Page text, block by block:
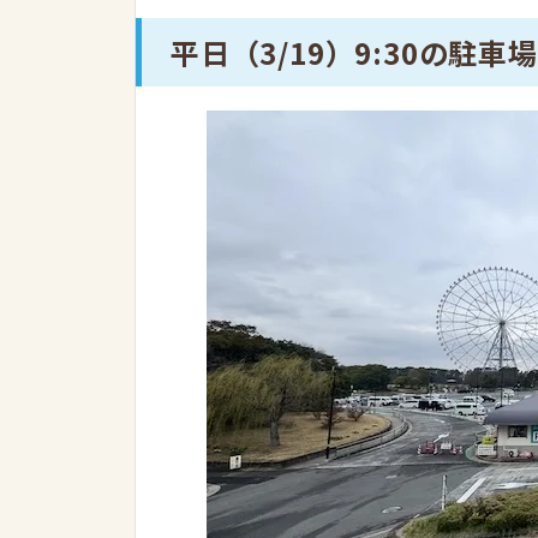
平日（3/19）9:30の駐車